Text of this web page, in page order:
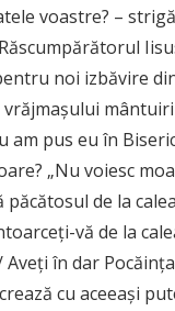
voastre? –
noi izbăvire
am pus eu în
„Nu voiesc
păcătosul de la
vă de la
Aveți în dar
cu aceeași